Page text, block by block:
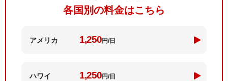
各国別の料金はこちら
アメリカ 1,250円/日
ハワイ 1,250円/日